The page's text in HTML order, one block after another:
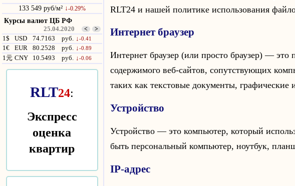
133 549 руб/м² ↓-0.29%
Курсы валют ЦБ РФ
25.04.2020 < >
1$ USD 74.7163 руб. ↓-0.41
1€ EUR 80.2528 руб. ↓-0.89
1元 CNY 10.5493 руб. ↓-0.06
RLT24:
Экспресс
оценка
квартир
RLT24 и нашей политике использования
Интернет браузер
Интернет браузер (или просто браузер) — это
содержимого веб-сайтов, сопутствующих
таких как текстовые документы,
Устройство
Устройство — это компьютер, который
быть персональный компьютер, ноутбук,
IP-адрес